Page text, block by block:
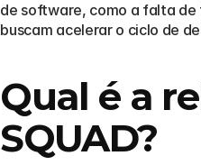
de software, como a falta de
buscam acelerar o ciclo de
Qual é a
SQUAD?